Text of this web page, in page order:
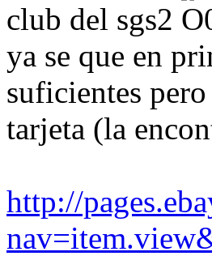
club del sgs2
ya se que en
suficientes
tarjeta (la
http://